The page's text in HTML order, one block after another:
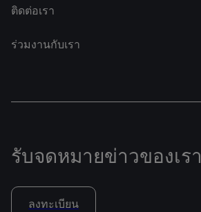
ติดต่อเรา
ร่วมงานกับเรา
รับจดหมายข่าวของเรา
ลงทะเบียน